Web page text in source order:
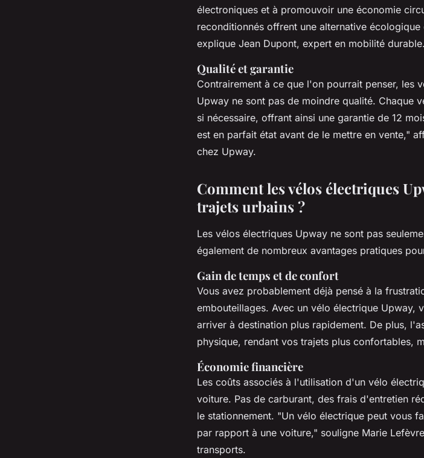
électroniques et à promouvoir une économie
reconditionnés offrent une alternative
explique Jean Dupont, expert en mobilité durable.
Qualité et garantie
Contrairement à ce que l'on pourrait penser, les
Upway ne sont pas de moindre qualité. Chaque
si nécessaire, offrant ainsi une garantie de 12
est en parfait état avant de le mettre en vente,"
chez Upway.
Comment les vélos électriques
trajets urbains ?
Les vélos électriques Upway ne sont pas
également de nombreux avantages pratiques
Gain de temps et de confort
Vous avez probablement déjà pensé à la
embouteillages. Avec un vélo électrique Upway,
arriver à destination plus rapidement. De plus,
physique, rendant vos trajets plus confortables,
Économie financière
Les coûts associés à l'utilisation d'un vélo
voiture. Pas de carburant, des frais d'entretien
le stationnement. "Un vélo électrique peut vous
par rapport à une voiture," souligne Marie
transports.